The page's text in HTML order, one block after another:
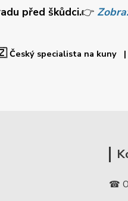
před škůdci.👉
Český specialista na kuny |
☎